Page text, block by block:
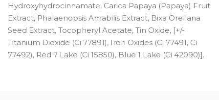
Hydroxyhydrocinnamate, Carica Papaya (Papaya) Fruit
Extract, Phalaenopsis Amabilis Extract, Bixa Orellana
Seed Extract, Tocopheryl Acetate, Tin Oxide, [+/-
Titanium Dioxide (Ci 77891), Iron Oxides (Ci 77491, Ci
77492), Red 7 Lake (Ci 15850), Blue 1 Lake (Ci 42090)].